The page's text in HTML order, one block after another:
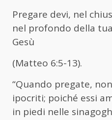
Pregare devi, nel
nel profondo della
Gesù
(Matteo 6:5-13).
“Quando pregate,
ipocriti; poiché essi
in piedi nelle